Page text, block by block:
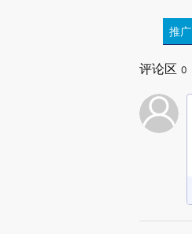
推广
评论区 0